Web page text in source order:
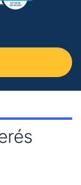
de